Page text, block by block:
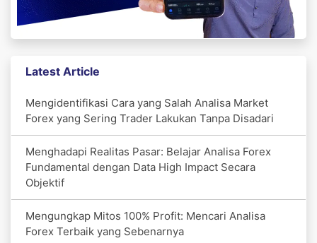
Latest Article
Mengidentifikasi Cara yang Salah Analisa Market
Forex yang Sering Trader Lakukan Tanpa Disadari
Menghadapi Realitas Pasar: Belajar Analisa Forex
Fundamental dengan Data High Impact Secara
Objektif
Mengungkap Mitos 100% Profit: Mencari Analisa
Forex Terbaik yang Sebenarnya